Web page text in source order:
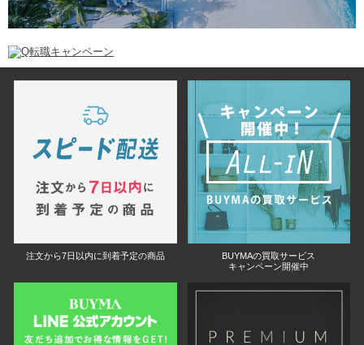
注文から7日以内に到着予定の商品
BUYMAの買取サービス
キャンペーン開催中